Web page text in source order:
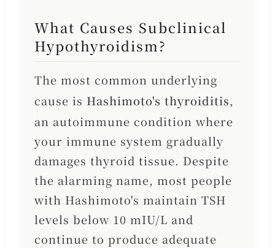
What Causes Subclinical
Hypothyroidism?
The most common underlying
cause is Hashimoto's thyroiditis,
an autoimmune condition where
your immune system gradually
damages thyroid tissue. Despite
the alarming name, most people
with Hashimoto's maintain TSH
levels below 10 mIU/L and
continue to produce adequate